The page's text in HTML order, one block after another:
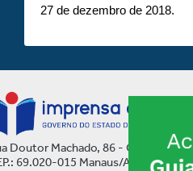
27 de dezembro de 2018.
Doutor Machado, 86 - Centro
69.020-015 Manaus/AM